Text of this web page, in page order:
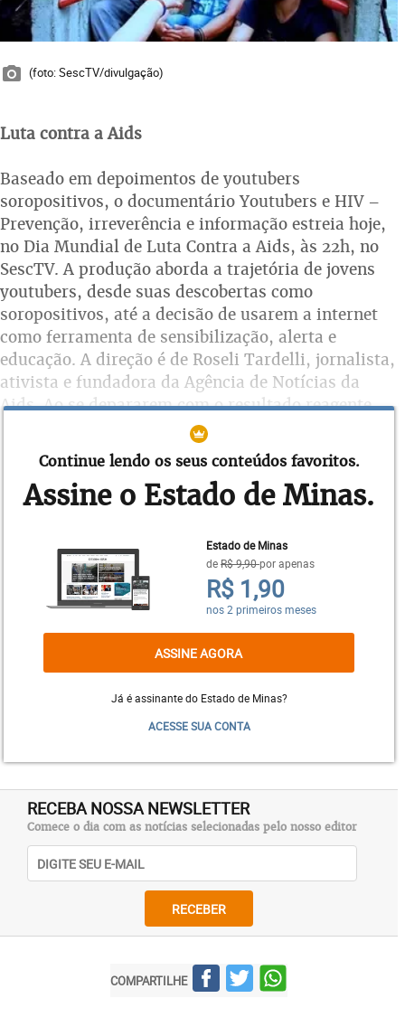
(foto: SescTV/divulgação)
Luta contra a Aids
Baseado em depoimentos de youtubers
soropositivos, o documentário Youtubers e HIV –
Prevenção, irreverência e informação estreia hoje,
no Dia Mundial de Luta Contra a Aids, às 22h, no
SescTV. A produção aborda a trajetória de jovens
youtubers, desde suas descobertas como
soropositivos, até a decisão de usarem a internet
como ferramenta de sensibilização, alerta e
educação. A direção é de Roseli Tardelli, jornalista,
ativista e fundadora da Agência de Notícias da
Aids. Ao se depararem com o resultado reagente
para HIV, Gabriel Estrela, Luiz Felipe, Rafael
Bolacha, Daniel Fernandes, Gabriel Comicholi e
João Geraldo Neto ( foto) decidiram falar
abertamente sobre o vírus, a doença e suas
soropositivos e suas famílias a lidarem com a
realidade. Cada um dos seis criou o seu canal no
YouTube. A partir da rede social, passaram a
compartilhar um pouco de seu cotidiano, falando
abertamente sobre sexo, prevenção, tratamentos e
os mais diversos assuntos que comprovam que,
hoje, viver com HIV é viver como qualquer outra
pessoa, com suas alegrias e tristezas.
Continue lendo os seus conteúdos favoritos.
Assine o Estado de Minas.
Estado de Minas
deR$ 9,90por apenas
R$ 1,90
nos 2 primeiros meses
ASSINE AGORA
Já é assinante do Estado de Minas?
ACESSE SUA CONTA
RECEBA NOSSA NEWSLETTER
Comece o dia com as notícias selecionadas pelo nosso editor
RECEBER
COMPARTILHE